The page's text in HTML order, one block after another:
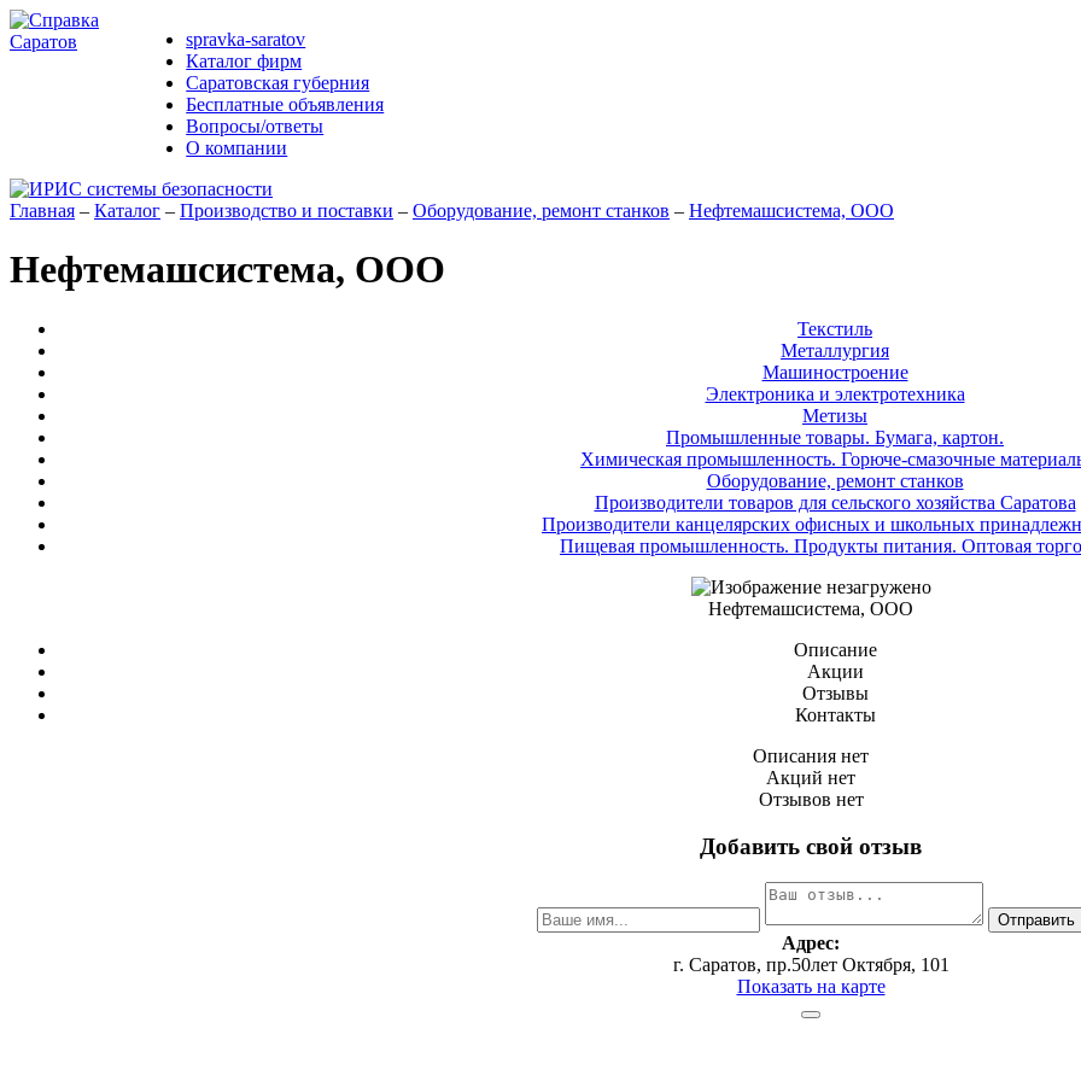
spravka-saratov
Каталог фирм
Саратовская губерния
Бесплатные объявления
Вопросы/ответы
О компании
Главная – Каталог – Производство и поставки – Оборудование, ремонт станков – Нефтемашсистема, ООО
Нефтемашсистема, ООО
Текстиль
Металлургия
Машиностроение
Электроника и электротехника
Метизы
Промышленные товары. Бумага, картон.
Химическая промышленность. Горюче-смазочные
Оборудование, ремонт станков
Производители товаров для сельского хозяйства Саратова
Производители канцелярских офисных и школьных
Пищевая промышленность. Продукты питания. Оптовая
Нефтемашсистема, ООО
Описание
Акции
Отзывы
Контакты
Описания нет
Акций нет
Отзывов нет
Добавить свой отзыв
Адрес:
г. Саратов, пр.50лет Октября, 101
Показать на карте